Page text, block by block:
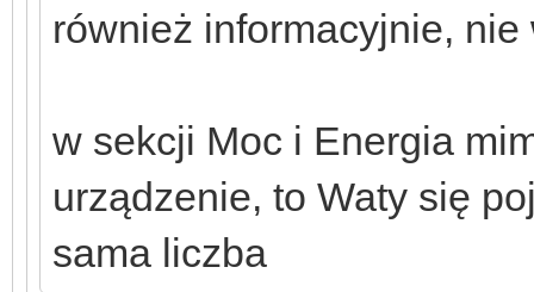
również informacyjnie, nie
w sekcji Moc i Energia
urządzenie, to Waty się
sama liczba